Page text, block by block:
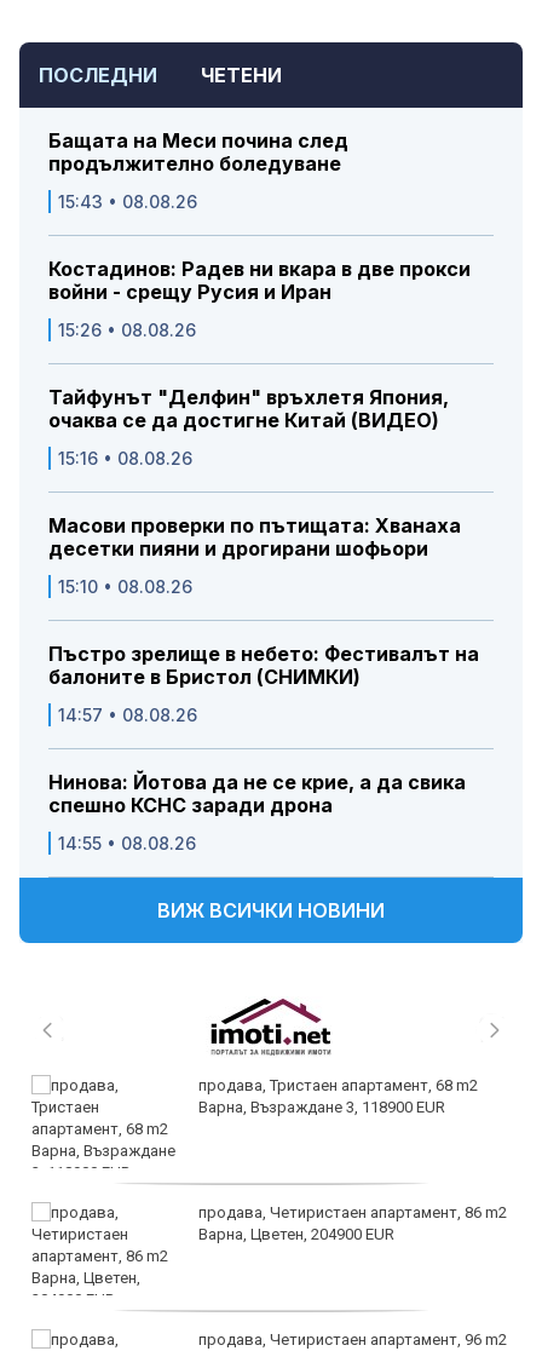
ПОСЛЕДНИ ЧЕТЕНИ
Бащата на Меси почина след
продължително боледуване
15:43 • 08.08.26
Костадинов: Радев ни вкара в две прокси
войни - срещу Русия и Иран
15:26 • 08.08.26
Тайфунът "Делфин" връхлетя Япония,
очаква се да достигне Китай (ВИДЕО)
15:16 • 08.08.26
Масови проверки по пътищата: Хванаха
десетки пияни и дрогирани шофьори
15:10 • 08.08.26
Пъстро зрелище в небето: Фестивалът на
балоните в Бристол (СНИМКИ)
14:57 • 08.08.26
Нинова: Йотова да не се крие, а да свика
спешно КСНС заради дрона
14:55 • 08.08.26
ВИЖ ВСИЧКИ НОВИНИ
продава, Тристаен апартамент, 68 m2
Варна, Възраждане 3, 118900 EUR
продава, Четиристаен апартамент, 86 m2
Варна, Цветен, 204900 EUR
продава, Четиристаен апартамент, 96 m2